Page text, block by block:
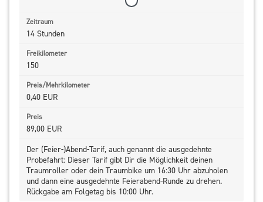
14 Stunden
150
0,40 EUR
89,00 EUR
Der (Feier-)Abend-Tarif, auch genannt die ausgedehnte
Probefahrt: Dieser Tarif gibt Dir die Möglichkeit deinen
Traumroller oder dein Traumbike um 16:30 Uhr abzuholen
und dann eine ausgedehnte Feierabend-Runde zu drehen.
Rückgabe am Folgetag bis 10:00 Uhr.